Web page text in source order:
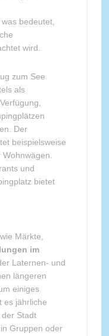
, was bedeutet,
wird.
zum See
als
Der
beispielsweise
und
bietet
Märkte,
im
Laternen- und
längeren
einiges
es jährliche
Stadt
Gruppen oder